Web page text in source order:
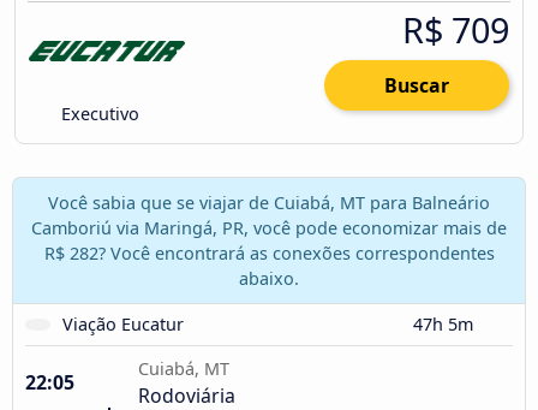
Executivo
R$ 709
Buscar
Você sabia que se viajar de Cuiabá, MT para Balneário
Camboriú via Maringá, PR, você pode economizar mais de
R$ 282? Você encontrará as conexões correspondentes
abaixo.
Viação Eucatur
47h 5m
22:05
Cuiabá, MT
Rodoviária